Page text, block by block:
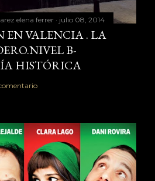
elena ferrer julio 08, 2014
EN VALENCIA . LA
B-
HISTÓRICA